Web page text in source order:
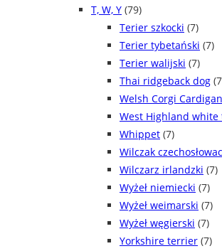
T, W, Y (79)
Terier szkocki (7)
Terier tybetański (7)
Terier walijski (7)
Thai ridgeback dog
Welsh Corgi Cardigan
West Highland
Whippet (7)
Wilczak
Wilczarz irlandzki (7)
Wyżeł niemiecki (7)
Wyżeł weimarski (7)
Wyżeł węgierski (7)
Yorkshire terrier (7)